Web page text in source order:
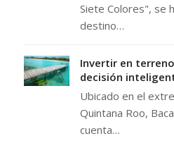
Siete Colores", se
destino…
Invertir en
decisión
Ubicado en el
Quintana Roo,
cuenta…